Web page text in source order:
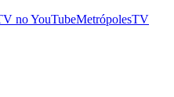
noYouTubeMetrópolesTV